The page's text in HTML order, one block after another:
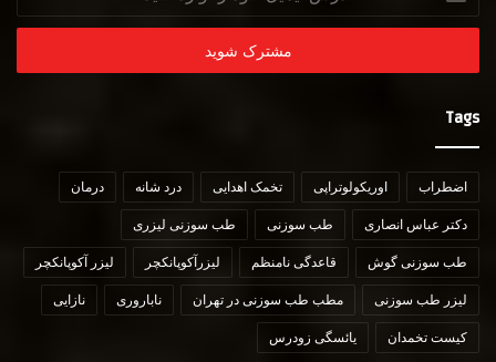
ایمیل
خود
وارد
Tags
اضطراب اوریکولوتراپی تخمک اهدایی درد شانه درمان
دکتر عباس انصاری طب سوزنی طب سوزنی لیزری
طب سوزنی گوش قاعدگی نامنظم لیزرآکوپانکچر لیزر آکوپانکچر
لیزر طب سوزنی مطب طب سوزنی در تهران ناباروری نازایی
کیست تخمدان یائسگی زودرس